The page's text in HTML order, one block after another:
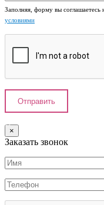
Заполняя, форму вы соглашаетесь
условиями
×
Заказать звонок